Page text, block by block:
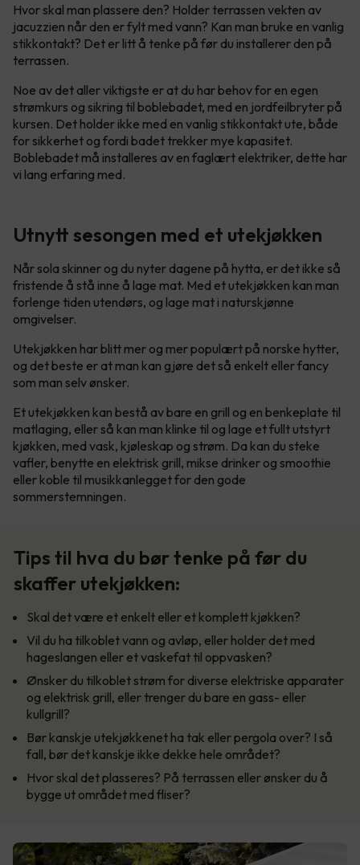
Hvor skal man plassere den? Holder terrassen vekten av
jacuzzien når den er fylt med vann? Kan man bruke en vanlig
stikkontakt? Det er litt å tenke på før du installerer den på
terrassen.
Noe av det aller viktigste er at du har behov for en egen
strømkurs og sikring til boblebadet, med en jordfeilbryter på
kursen. Det holder ikke med en vanlig stikkontakt ute, både
for sikkerhet og fordi badet trekker mye kapasitet.
Boblebadet må installeres av en faglært elektriker, dette har
vi lang erfaring med.
Utnytt sesongen med et utekjøkken
Når sola skinner og du nyter dagene på hytta, er det ikke så
fristende å stå inne å lage mat. Med et utekjøkken kan man
forlenge tiden utendørs, og lage mat i naturskjønne
omgivelser.
Utekjøkken har blitt mer og mer populært på norske hytter,
og det beste er at man kan gjøre det så enkelt eller fancy
som man selv ønsker.
Et utekjøkken kan bestå av bare en grill og en benkeplate til
matlaging, eller så kan man klinke til og lage et fullt utstyrt
kjøkken, med vask, kjøleskap og strøm. Da kan du steke
vafler, benytte en elektrisk grill, mikse drinker og smoothie
eller koble til musikkanlegget for den gode
sommerstemningen.
Tips til hva du bør tenke på før du
skaffer utekjøkken:
Skal det være et enkelt eller et komplett kjøkken?
Vil du ha tilkoblet vann og avløp, eller holder det med
hageslangen eller et vaskefat til oppvasken?
Ønsker du tilkoblet strøm for diverse elektriske apparater
og elektrisk grill, eller trenger du bare en gass- eller
kullgrill?
Bør kanskje utekjøkkenet ha tak eller pergola over? I så
fall, bør det kanskje ikke dekke hele området?
Hvor skal det plasseres? På terrassen eller ønsker du å
bygge ut området med fliser?